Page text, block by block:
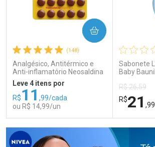
(148)
Analgésico, Antitérmico e
Anti-inflamatório Neosaldina
30mg + 300mg + 30mg 10
Drágeas
Leve 4 itens por
R$11 ,99/cada
ou R$ 14,99/un
COMPRAR
FECHAR
Laboratório
FECHAR
Sabonete
Baby
R$ 26,59
R$21 ,99